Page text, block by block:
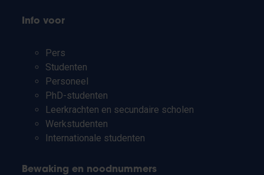
Info voor
Pers
Studenten
Personeel
PhD-studenten
Leerkrachten en secundaire scholen
Werkstudenten
Internationale studenten
Bewaking en noodnummers